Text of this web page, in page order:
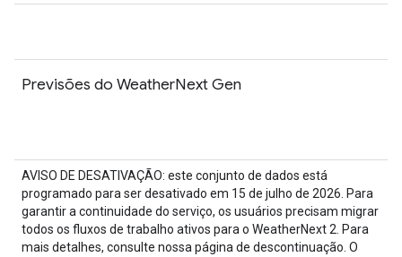
Previsões do WeatherNext Gen
AVISO DE DESATIVAÇÃO: este conjunto de dados está
programado para ser desativado em 15 de julho de 2026. Para
garantir a continuidade do serviço, os usuários precisam migrar
todos os fluxos de trabalho ativos para o WeatherNext 2. Para
mais detalhes, consulte nossa página de descontinuação. O